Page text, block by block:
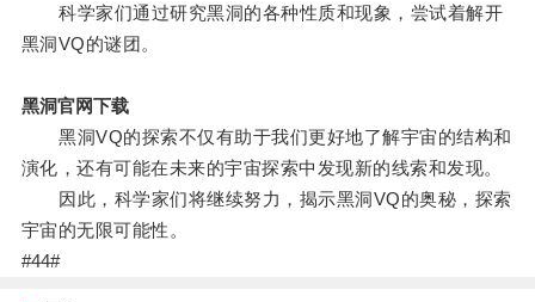
科学家们通过研究黑洞的各种性质和现象，尝试着解开
黑洞VQ的谜团。
黑洞官网下载
黑洞VQ的探索不仅有助于我们更好地了解宇宙的结构和
演化，还有可能在未来的宇宙探索中发现新的线索和发现。
因此，科学家们将继续努力，揭示黑洞VQ的奥秘，探索
宇宙的无限可能性。
#44#